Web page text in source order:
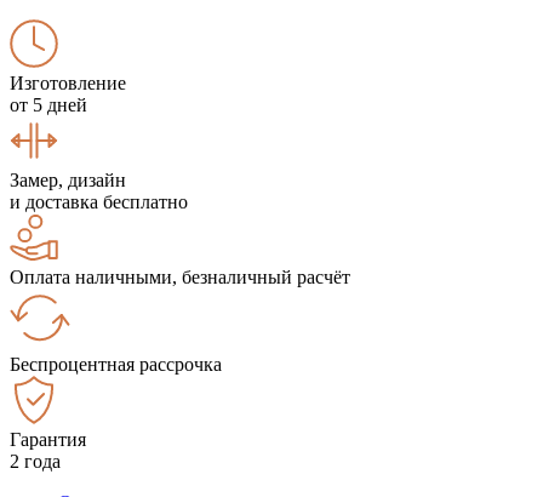
Изготовление
от 5 дней
Замер, дизайн
и доставка бесплатно
Оплата наличными, безналичный расчёт
Беспроцентная рассрочка
Гарантия
2 года